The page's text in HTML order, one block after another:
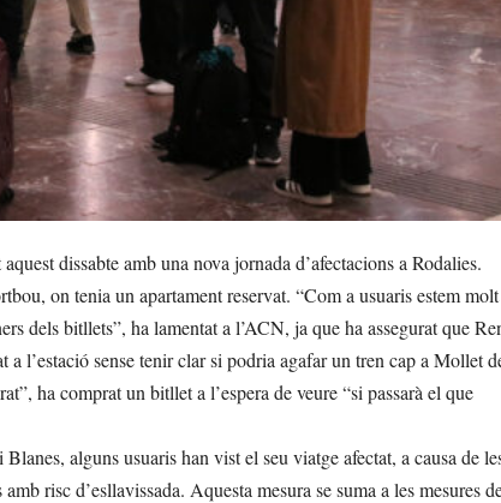
dissabte amb una nova jornada d’afectacions a Rodalies.
on tenia un apartament reservat. “Com a usuaris estem molt
dels bitllets”, ha lamentat a l’ACN, ja que ha assegurat que
l’estació sense tenir clar si podria agafar un tren cap a Mollet
ha comprat un bitllet a l’espera de veure “si passarà el que
alguns usuaris han vist el seu viatge afectat, a causa de
risc d’esllavissada. Aquesta mesura se suma a les mesures